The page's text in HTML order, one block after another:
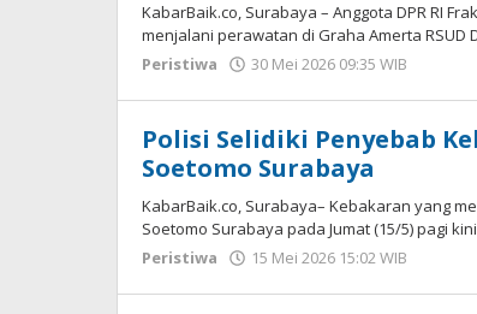
KabarBaik.co, Surabaya – Anggota DPR RI
menjalani perawatan di Graha Amerta RSUD
Peristiwa
30 Mei 2026 09:35 WIB
Polisi Selidiki Penyebab
Soetomo Surabaya
KabarBaik.co, Surabaya– Kebakaran yang
Soetomo Surabaya pada Jumat (15/5) pagi
Peristiwa
15 Mei 2026 15:02 WIB